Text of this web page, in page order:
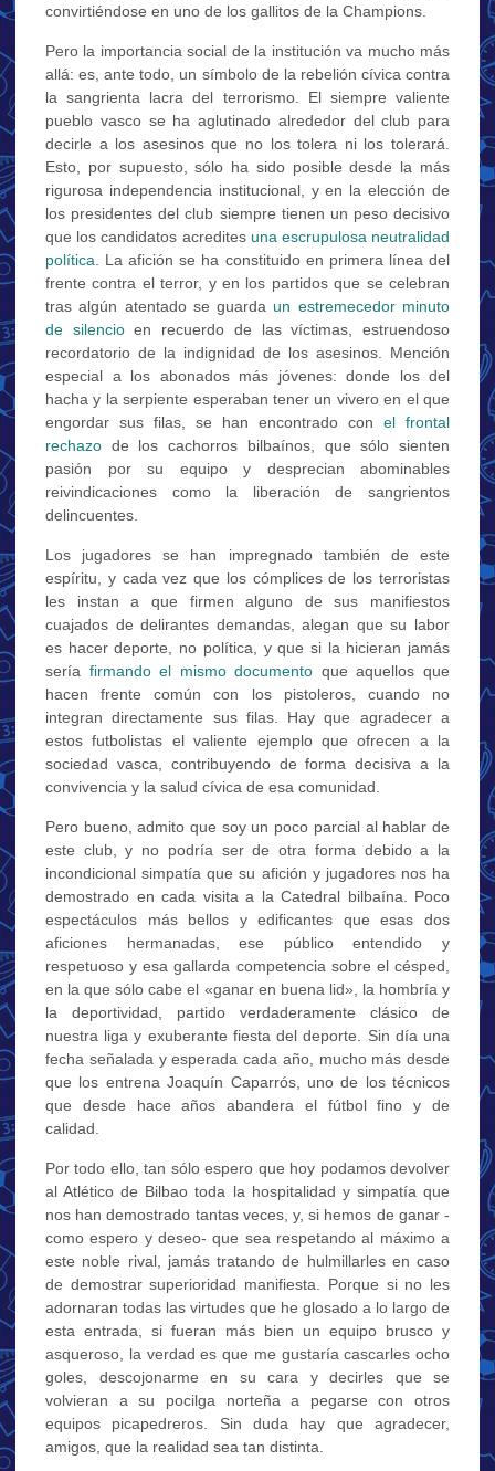
convirtiéndose en uno de los gallitos de la Champions.
Pero la importancia social de la institución va mucho más
allá: es, ante todo, un símbolo de la rebelión cívica contra
la sangrienta lacra del terrorismo. El siempre valiente
pueblo vasco se ha aglutinado alrededor del club para
decirle a los asesinos que no los tolera ni los tolerará.
Esto, por supuesto, sólo ha sido posible desde la más
rigurosa independencia institucional, y en la elección de
los presidentes del club siempre tienen un peso decisivo
que los candidatos acredites una escrupulosa neutralidad
política . La afición se ha constituido en primera línea del
frente contra el terror, y en los partidos que se celebran
tras algún atentado se guarda un estremecedor minuto
de silencioen recuerdo de las víctimas, estruendoso
recordatorio de la indignidad de los asesinos. Mención
especial a los abonados más jóvenes: donde los del
hacha y la serpiente esperaban tener un vivero en el que
engordar sus filas, se han encontrado con el frontal
rechazo de los cachorros bilbaínos, que sólo sienten
pasión por su equipo y desprecian abominables
reivindicaciones como la liberación de sangrientos
delincuentes.
Los jugadores se han impregnado también de este
espíritu, y cada vez que los cómplices de los terroristas
les instan a que firmen alguno de sus manifiestos
cuajados de delirantes demandas, alegan que su labor
es hacer deporte, no política, y que si la hicieran jamás
sería firmando el mismo documento que aquellos que
hacen frente común con los pistoleros, cuando no
integran directamente sus filas. Hay que agradecer a
estos futbolistas el valiente ejemplo que ofrecen a la
sociedad vasca, contribuyendo de forma decisiva a la
convivencia y la salud cívica de esa comunidad.
Pero bueno, admito que soy un poco parcial al hablar de
este club, y no podría ser de otra forma debido a la
incondicional simpatía que su afición y jugadores nos ha
demostrado en cada visita a la Catedral bilbaína. Poco
espectáculos más bellos y edificantes que esas dos
aficiones hermanadas, ese público entendido y
respetuoso y esa gallarda competencia sobre el césped,
en la que sólo cabe el «ganar en buena lid», la hombría y
la deportividad, partido verdaderamente clásico de
nuestra liga y exuberante fiesta del deporte. Sin día una
fecha señalada y esperada cada año, mucho más desde
que los entrena Joaquín Caparrós, uno de los técnicos
que desde hace años abandera el fútbol fino y de
calidad.
Por todo ello, tan sólo espero que hoy podamos devolver
al Atlético de Bilbao toda la hospitalidad y simpatía que
nos han demostrado tantas veces, y, si hemos de ganar -
como espero y deseo- que sea respetando al máximo a
este noble rival, jamás tratando de hulmillarles en caso
de demostrar superioridad manifiesta. Porque si no les
adornaran todas las virtudes que he glosado a lo largo de
esta entrada, si fueran más bien un equipo brusco y
asqueroso, la verdad es que me gustaría cascarles ocho
goles, descojonarme en su cara y decirles que se
volvieran a su pocilga norteña a pegarse con otros
equipos picapedreros. Sin duda hay que agradecer,
amigos, que la realidad sea tan distinta.